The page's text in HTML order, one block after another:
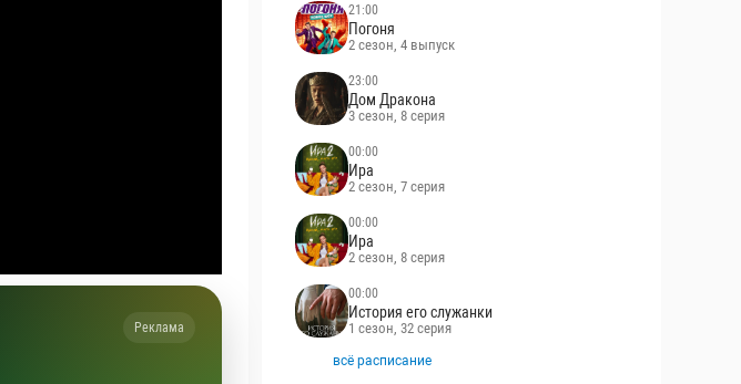
Реклама
21:00
Погоня
2 сезон, 4 выпуск
23:00
Дом Дракона
3 сезон, 8 серия
00:00
Ира
2 сезон, 7 серия
00:00
Ира
2 сезон, 8 серия
00:00
История его служанки
1 сезон, 32 серия
всё расписание